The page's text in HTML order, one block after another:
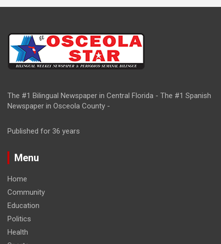
The #1 Bilingual Newspaper in Central Florida - The #1 Spanish
Newspaper in Osceola County -
Published for 36 years
Menu
Home
Community
Education
Politics
Health